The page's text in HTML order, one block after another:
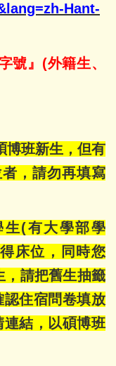
Hant-
號』(外籍生、
博班新生，但有
，請勿再填寫
生(有大學部學
床位，同時您
，請把舊生抽籤
住宿問卷填放
結，以碩博班